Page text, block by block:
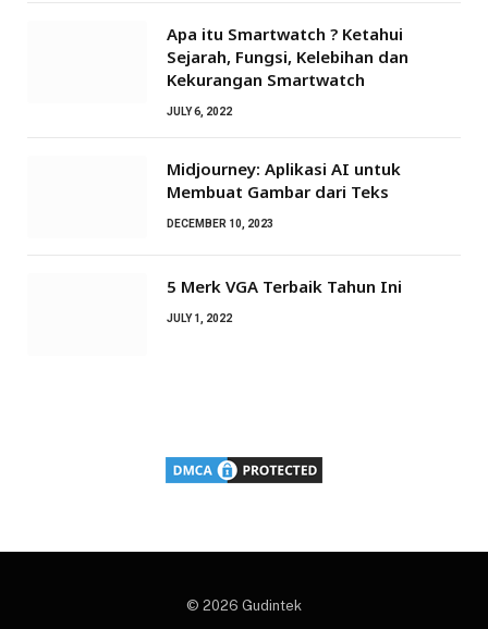
Apa itu Smartwatch ? Ketahui
Sejarah, Fungsi, Kelebihan dan
Kekurangan Smartwatch
JULY 6, 2022
Midjourney: Aplikasi AI untuk
Membuat Gambar dari Teks
DECEMBER 10, 2023
5 Merk VGA Terbaik Tahun Ini
JULY 1, 2022
© 2026 Gudintek